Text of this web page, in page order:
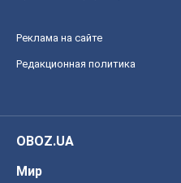
Реклама на сайте
Редакционная политика
OBOZ.UA
Мир